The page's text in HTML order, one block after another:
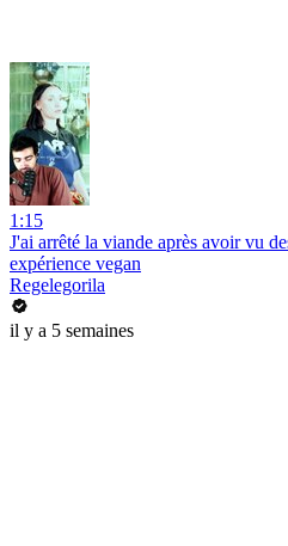
1:15
J'ai arrêté la viande après avoir vu
expérience vegan
Regelegorila
il y a 5 semaines